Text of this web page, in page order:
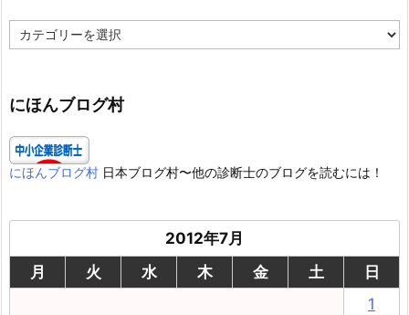
テ
ー
にほんブログ村
にほんブログ村 日本ブログ村〜他の診断士のブログを読むには！
2012年7月
月
火 水 木 金 土
日
1